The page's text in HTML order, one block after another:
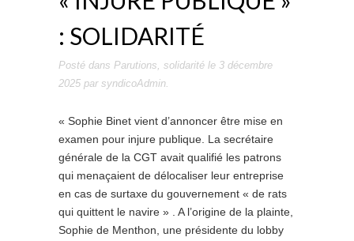
: SOLIDARITÉ
Posté dans Parutions, solidarité le 3 décembre
2025 par syndicoAdmin.
« Sophie Binet vient d’annoncer être mise en
examen pour injure publique. La secrétaire
générale de la CGT avait qualifié les patrons
qui menaçaient de délocaliser leur entreprise
en cas de surtaxe du gouvernement « de rats
qui quittent le navire » . A l’origine de la plainte,
Sophie de Menthon, une présidente du lobby